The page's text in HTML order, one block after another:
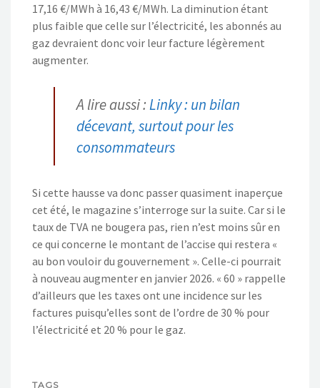
17,16 €/MWh à 16,43 €/MWh. La diminution étant
plus faible que celle sur l’électricité, les abonnés au
gaz devraient donc voir leur facture légèrement
augmenter.
A lire aussi :Linky : un bilan
décevant, surtout pour les
consommateurs
Si cette hausse va donc passer quasiment inaperçue
cet été, le magazine s’interroge sur la suite. Car si le
taux de TVA ne bougera pas, rien n’est moins sûr en
ce qui concerne le montant de l’accise qui restera «
au bon vouloir du gouvernement ». Celle-ci pourrait
à nouveau augmenter en janvier 2026. « 60 » rappelle
d’ailleurs que les taxes ont une incidence sur les
factures puisqu’elles sont de l’ordre de 30 % pour
l’électricité et 20 % pour le gaz.
TAGS